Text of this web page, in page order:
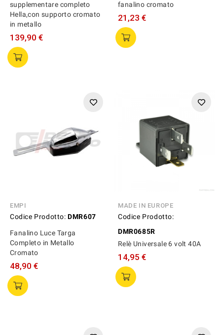
supplementare completo
Hella,con supporto cromato
in metallo
139,90 €
fanalino cromato
21,23 €
EMPI
Codice Prodotto: DMR607
Fanalino Luce Targa
Completo in Metallo
Cromato
48,90 €
MADE IN EUROPE
Codice Prodotto:
DMR0685R
Relè Universale 6 volt 40A
14,95 €